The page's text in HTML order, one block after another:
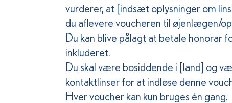
vurderer, at [indsæt oplysninger om
du aflevere voucheren til øjenlægen/
Du kan blive pålagt at betale honorar
inkluderet.
Du skal være bosiddende i [land] og
kontaktlinser for at indløse denne
Hver voucher kan kun bruges én gang.